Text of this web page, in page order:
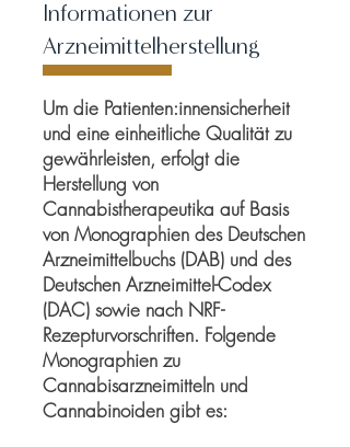
Informationen zur
Arzneimittelherstellung
Um die Patienten:innensicherheit
und eine einheitliche Qualität zu
gewährleisten, erfolgt die
Herstellung von
Cannabistherapeutika auf Basis
von Monographien des Deutschen
Arzneimittelbuchs (DAB) und des
Deutschen Arzneimittel-Codex
(DAC) sowie nach NRF-
Rezepturvorschriften. Folgende
Monographien zu
Cannabisarzneimitteln und
Cannabinoiden gibt es: